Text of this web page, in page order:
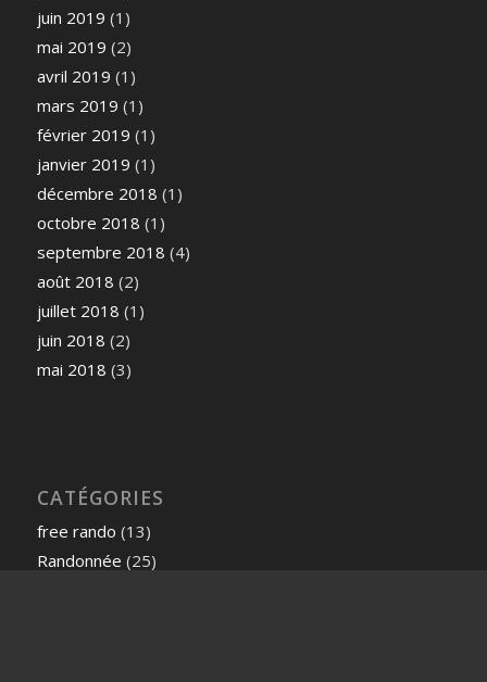
juin 2019 (1)
mai 2019 (2)
avril 2019 (1)
mars 2019 (1)
février 2019 (1)
janvier 2019 (1)
décembre 2018 (1)
octobre 2018 (1)
septembre 2018 (4)
août 2018 (2)
juillet 2018 (1)
juin 2018 (2)
mai 2018 (3)
CATÉGORIES
free rando (13)
Randonnée (25)